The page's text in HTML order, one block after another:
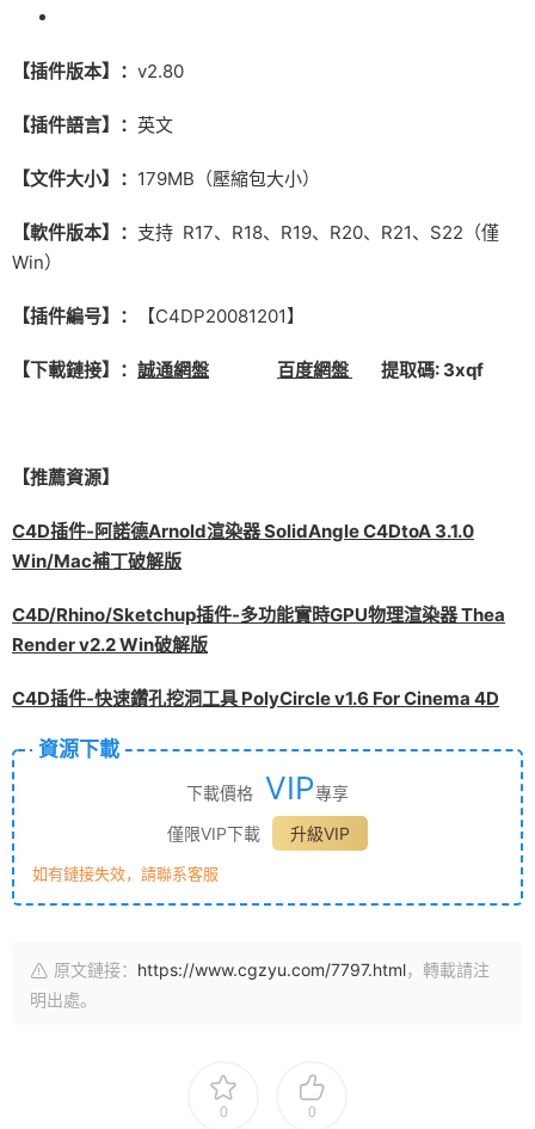
【插件版本】： v2.80
【插件語言】： 英文
【文件大小】： 179MB（壓縮包大小）
【軟件版本】： 支持 R17、R18、R19、R20、R21、S22（僅
Win）
【插件編号】： 【C4DP20081201】
【下載鏈接】： 誠通網盤 百度網盤 提取碼: 3xqf
【推薦資源】
C4D插件-阿諾德Arnold渲染器 SolidAngle C4DtoA 3.1.0
Win/Mac補丁破解版
C4D/Rhino/Sketchup插件-多功能實時GPU物理渲染器 Thea
Render v2.2 Win破解版
C4D插件-快速鑽孔挖洞工具 PolyCircle v1.6 For Cinema 4D
資源下載
下載價格 VIP專享
僅限VIP下載
升級VIP
如有鏈接失效，請聯系客服
原文鏈接： https://www.cgzyu.com/7797.html，轉載請注
明出處。
0 0